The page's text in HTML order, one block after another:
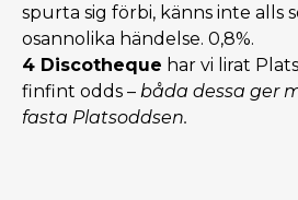
spurta sig förbi, känns inte alls
osannolika händelse. 0,8%.
4 Discotheque har vi lirat
finfint odds – båda dessa ger
fasta Platsoddsen.